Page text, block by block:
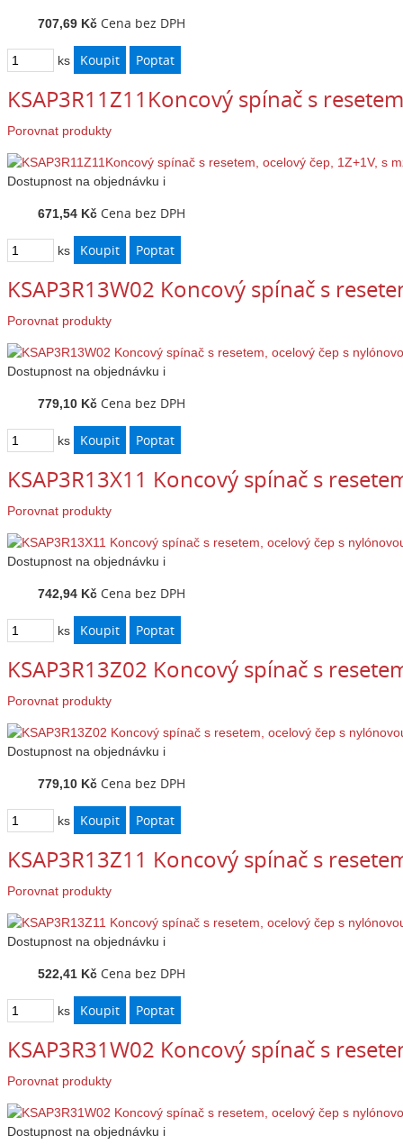
707,69 Kč Cena bez DPH
ks
KSAP3R11Z11Koncový spínač s
Porovnat produkty
Dostupnost na objednávku i
671,54 Kč Cena bez DPH
ks
KSAP3R13W02 Koncový spínač s
Porovnat produkty
Dostupnost na objednávku i
779,10 Kč Cena bez DPH
ks
KSAP3R13X11 Koncový spínač s
Porovnat produkty
Dostupnost na objednávku i
742,94 Kč Cena bez DPH
ks
KSAP3R13Z02 Koncový spínač s
Porovnat produkty
Dostupnost na objednávku i
779,10 Kč Cena bez DPH
ks
KSAP3R13Z11 Koncový spínač s
Porovnat produkty
Dostupnost na objednávku i
522,41 Kč Cena bez DPH
ks
KSAP3R31W02 Koncový spínač s
Porovnat produkty
Dostupnost na objednávku i